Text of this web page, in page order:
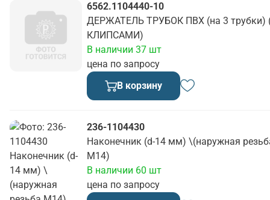
6562.1104440-10
ДЕРЖАТЕЛЬ ТРУБОК ПВХ (на 3 трубки)
КЛИПСАМИ)
цена по запросу
В наличии 37 шт
В корзину
236-1104430
Наконечник (d-14 мм) \(наружная
М14)
цена по запросу
В наличии 60 шт